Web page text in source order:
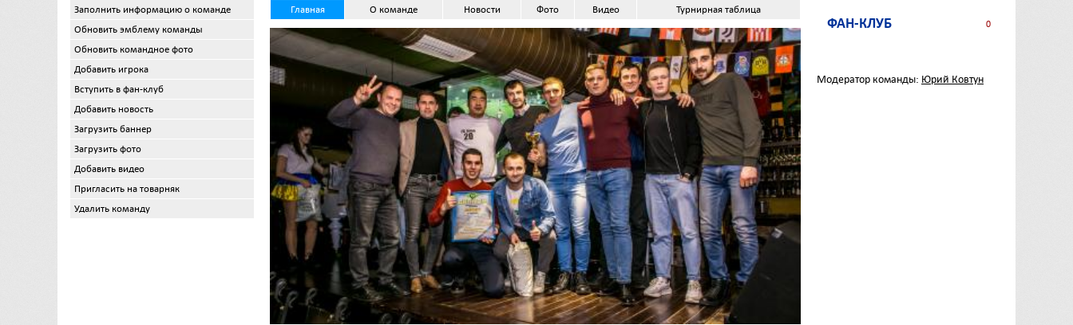
Заполнить информацию о команде
Обновить эмблему команды
Обновить командное фото
Добавить игрока
Вступить в фан-клуб
Добавить новость
Загрузить баннер
Загрузить фото
Добавить видео
Пригласить на товарняк
Удалить команду
Главная О команде Новости Фото Видео Турнирная таблица
ФАН-КЛУБ 0
Модератор команды: Юрий Ковтун